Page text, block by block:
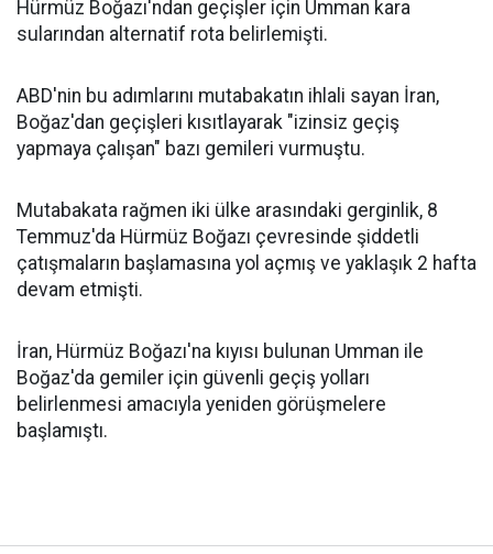
Hürmüz Boğazı'ndan geçişler için Umman kara
sularından alternatif rota belirlemişti.
ABD'nin bu adımlarını mutabakatın ihlali sayan İran,
Boğaz'dan geçişleri kısıtlayarak "izinsiz geçiş
yapmaya çalışan" bazı gemileri vurmuştu.
Mutabakata rağmen iki ülke arasındaki gerginlik, 8
Temmuz'da Hürmüz Boğazı çevresinde şiddetli
çatışmaların başlamasına yol açmış ve yaklaşık 2 hafta
devam etmişti.
İran, Hürmüz Boğazı'na kıyısı bulunan Umman ile
Boğaz'da gemiler için güvenli geçiş yolları
belirlenmesi amacıyla yeniden görüşmelere
başlamıştı.